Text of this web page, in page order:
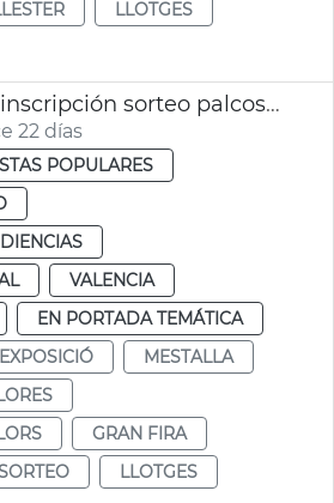
LLOTGES
Abierto plazo inscripción sorteo palcos Batalla de Flores València
22 días
POPULARES
VALENCIA
EN PORTADA TEMÁTICA
EXPOSICIÓ
MESTALLA
GRAN FIRA
LLOTGES